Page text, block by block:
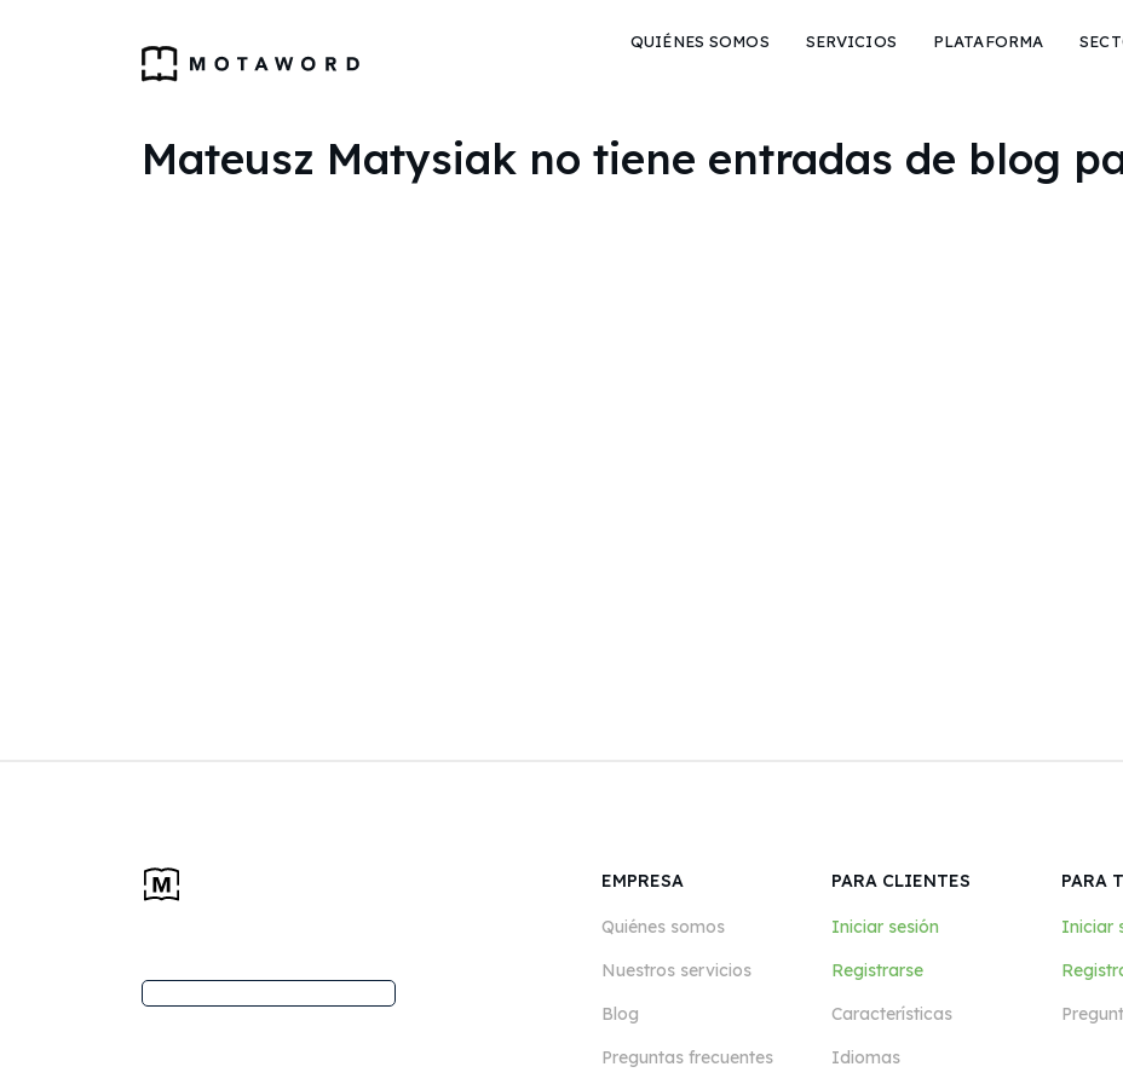
QUIÉNES SOMOS SERVICIOS PLATAFORMA
Mateusz Matysiak no tiene entradas de blog
EMPRESA
Quiénes somos
Nuestros servicios
Blog
Preguntas frecuentes
PARA CLIENTES
Iniciar sesión
Registrarse
Características
Idiomas
PARA
Iniciar